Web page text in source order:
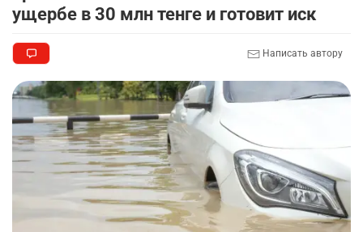
9
2355 7 72
10
🎬 Умер известный казахстанский
кинорежиссёр Ардак Амиркулов
2328 0 50
ущербе в 30 млн тенге и готовит иск
Написать автору